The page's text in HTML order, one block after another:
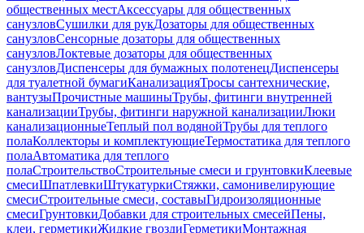
общественных местАксессуары для общественных
санузловСушилки для рукДозаторы для общественных
санузловСенсорные дозаторы для общественных
санузловЛоктевые дозаторы для общественных
санузловДиспенсеры для бумажных полотенецДиспенсеры
для туалетной бумагиКанализацияТросы сантехнические,
вантузыПрочистные машиныТрубы, фитинги внутренней
канализацииТрубы, фитинги наружной канализацииЛюки
канализационныеТеплый пол водянойТрубы для теплого
полаКоллекторы и комплектующиеТермостатика для теплого
полаАвтоматика для теплого
полаСтроительствоСтроительные смеси и грунтовкиКлеевые
смесиШпатлевкиШтукатуркиСтяжки, самонивелирующие
смесиСтроительные смеси, составыГидроизоляционные
смесиГрунтовкиДобавки для строительных смесейПены,
клеи, герметикиЖидкие гвоздиГерметикиМонтажная